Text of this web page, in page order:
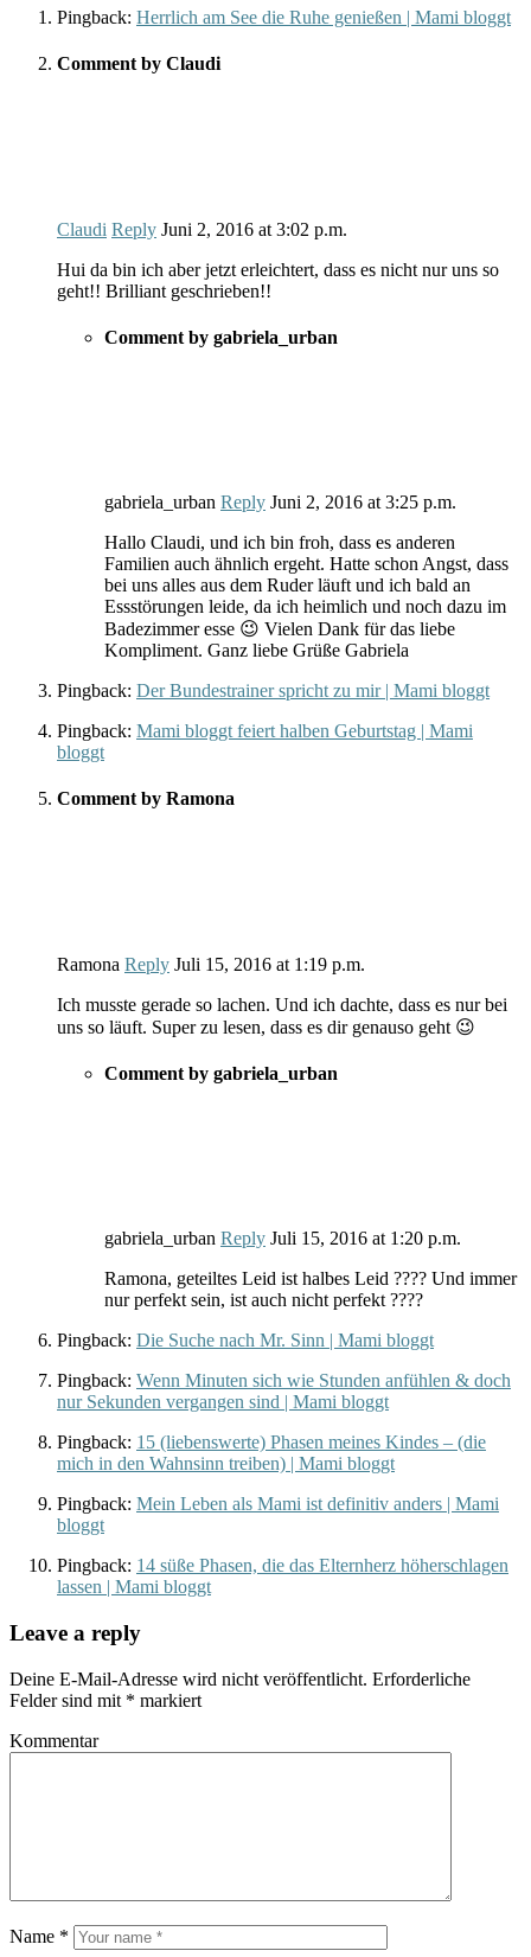
Pingback: Herrlich am See die Ruhe genießen | Mami bloggt
Comment by Claudi
Claudi Reply Juni 2, 2016 at 3:02 p.m.
Hui da bin ich aber jetzt erleichtert, dass es nicht nur uns so
geht!! Brilliant geschrieben!!
Comment by gabriela_urban
gabriela_urban Reply Juni 2, 2016 at 3:25 p.m.
Hallo Claudi, und ich bin froh, dass es anderen
Familien auch ähnlich ergeht. Hatte schon Angst, dass
bei uns alles aus dem Ruder läuft und ich bald an
Essstörungen leide, da ich heimlich und noch dazu im
Badezimmer esse 😉 Vielen Dank für das liebe
Kompliment. Ganz liebe Grüße Gabriela
Pingback: Der Bundestrainer spricht zu mir | Mami bloggt
Pingback: Mami bloggt feiert halben Geburtstag | Mami
bloggt
Comment by Ramona
Ramona Reply Juli 15, 2016 at 1:19 p.m.
Ich musste gerade so lachen. Und ich dachte, dass es nur bei
uns so läuft. Super zu lesen, dass es dir genauso geht 😉
Comment by gabriela_urban
gabriela_urban Reply Juli 15, 2016 at 1:20 p.m.
Ramona, geteiltes Leid ist halbes Leid ???? Und immer
nur perfekt sein, ist auch nicht perfekt ????
Pingback: Die Suche nach Mr. Sinn | Mami bloggt
Pingback: Wenn Minuten sich wie Stunden anfühlen & doch
nur Sekunden vergangen sind | Mami bloggt
Pingback: 15 (liebenswerte) Phasen meines Kindes – (die
mich in den Wahnsinn treiben) | Mami bloggt
Pingback: Mein Leben als Mami ist definitiv anders | Mami
bloggt
Pingback: 14 süße Phasen, die das Elternherz höherschlagen
lassen | Mami bloggt
Leave a reply
Deine E-Mail-Adresse wird nicht veröffentlicht. Erforderliche
Felder sind mit * markiert
Kommentar
Name *